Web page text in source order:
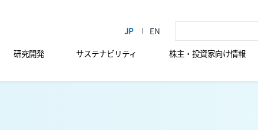
研究開発 サステナビリティ 株主・投資家向け情報